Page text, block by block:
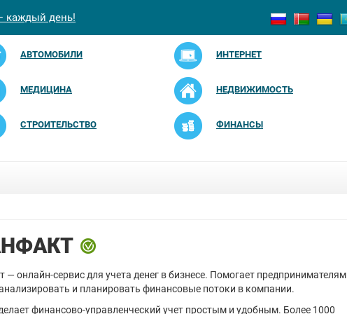
каждый день!
АВТОМОБИЛИ ИНТЕРНЕТ
МЕДИЦИНА НЕДВИЖИМОСТЬ
СТРОИТЕЛЬСТВО ФИНАНСЫ
— онлайн-сервис для учета денег в бизнесе. Помогает предпринимателям
и планировать финансовые потоки в компании.
финансово-управленческий учет простым и удобным. Более 1000